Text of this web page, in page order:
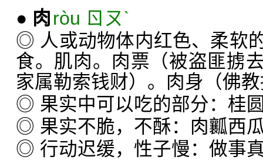
● 肉ròu ㄖㄡˋ
◎ 人或动物体内红色、柔软
食。肌肉。肉票（被盗匪掳
家属勒索钱财）。肉身（佛
◎ 果实中可以吃的部分：桂
◎ 果实不脆，不酥：肉瓤西
◎ 行动迟缓，性子慢：做事